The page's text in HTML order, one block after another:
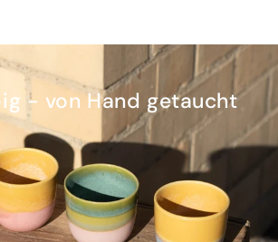
- von Hand getaucht